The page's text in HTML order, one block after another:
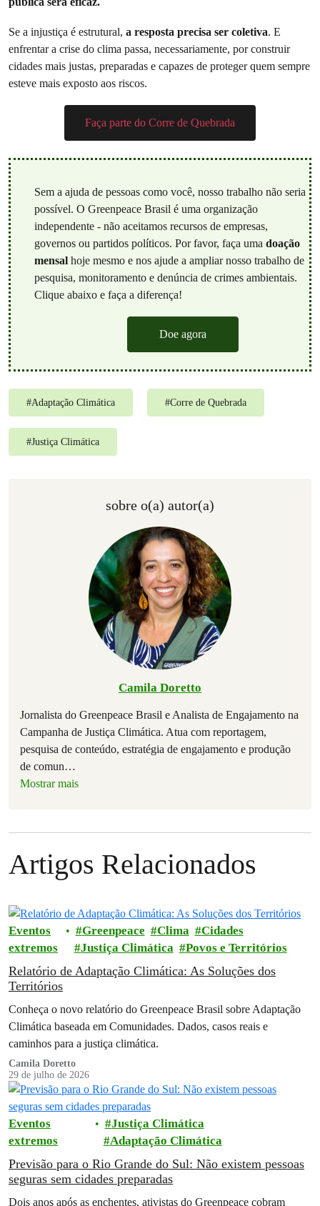
Se a injustiça é estrutural, a resposta precisa ser coletiva. E
enfrentar a crise do clima passa, necessariamente, por construir
cidades mais justas, preparadas e capazes de proteger quem sempre
esteve mais exposto aos riscos.
Faça parte do Corre de Quebrada
Sem a ajuda de pessoas como você, nosso trabalho não seria
possível. O Greenpeace Brasil é uma organização
independente - não aceitamos recursos de empresas,
governos ou partidos políticos. Por favor, faça uma doação
mensalhoje mesmo e nos ajude a ampliar nosso trabalho de
pesquisa, monitoramento e denúncia de crimes ambientais.
Clique abaixo e faça a diferença!
Doe agora
#Adaptação Climática #Corre de Quebrada
#Justiça Climática
sobre o(a) autor(a)
Camila Doretto
Jornalista do Greenpeace Brasil e Analista de Engajamento na
Campanha de Justiça Climática. Atua com reportagem,
pesquisa de conteúdo, estratégia de engajamento e produção
de comun…
Mostrar mais
Artigos Relacionados
Eventos
extremos
Greenpeace Clima
Cidades
Justiça Climática
Povos e Territórios
Relatório de Adaptação Climática: As Soluções dos
Territórios
Conheça o novo relatório do Greenpeace Brasil sobre Adaptação
Climática baseada em Comunidades. Dados, casos reais e
caminhos para a justiça climática.
Camila Doretto
29 de julho de 2026
Eventos
extremos
Justiça Climática
Adaptação Climática
Previsão para o Rio Grande do Sul: Não existem pessoas
seguras sem cidades preparadas
Dois anos após as enchentes, ativistas do Greenpeace cobram